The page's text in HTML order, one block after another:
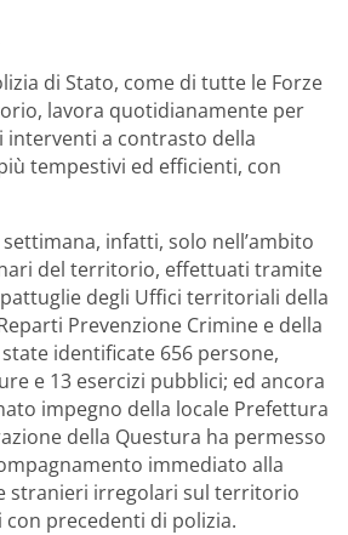
di Stato, come di tutte le Forze
lavora quotidianamente per
interventi a contrasto della
tempestivi ed efficienti, con
settimana, infatti, solo nell’ambito
del territorio, effettuati tramite
degli Uffici territoriali della
Prevenzione Crimine e della
identificate 656 persone,
e 13 esercizi pubblici; ed ancora
impegno della locale Prefettura
della Questura ha permesso
immediato alla
stranieri irregolari sul territorio
precedenti di polizia.